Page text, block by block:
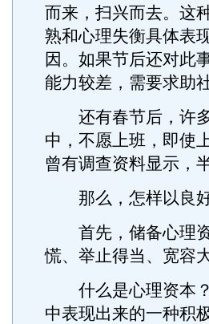
而来，扫兴而去。这
熟和心理失衡具体表
因。如果节后还对此
能力较差，需要求助
还有春节后，许多
中，不愿上班，即使
曾有调查资料显示，
那么，怎样以良好
首先，储备心理资
慌、举止得当、宽容
什么是心理资本？
中表现出来的一种积